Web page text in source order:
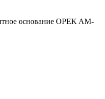
основание OPEK AM-